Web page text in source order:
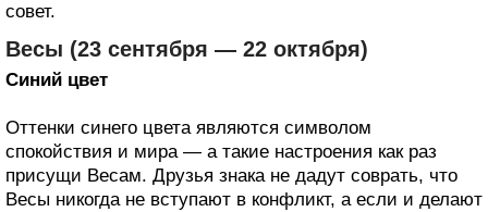
совет.
Весы (23 сентября — 22 октября)
Синий цвет
Оттенки синего цвета являются символом
спокойствия и мира — а такие настроения как раз
присущи Весам. Друзья знака не дадут соврать, что
Весы никогда не вступают в конфликт, а если и делают